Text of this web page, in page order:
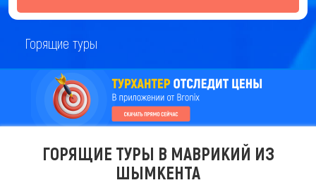
Горящие туры
ГОРЯЩИЕ ТУРЫ В МАВРИКИЙ ИЗ
ШЫМКЕНТА